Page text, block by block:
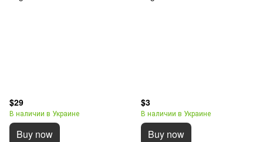
$29
В наличии в Украине
Buy now
$3
В наличии в Украине
Buy now